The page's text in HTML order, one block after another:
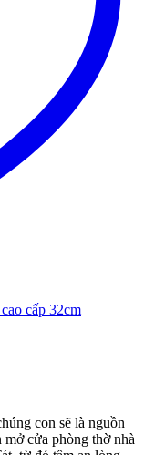
cấp 32cm
con sẽ là nguồn
cửa phòng thờ nhà